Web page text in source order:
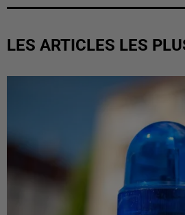
LES ARTICLES LES